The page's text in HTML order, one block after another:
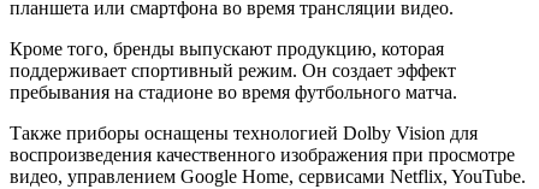
планшета или смартфона во время трансляции видео.
Кроме того, бренды выпускают продукцию, которая
поддерживает спортивный режим. Он создает эффект
пребывания на стадионе во время футбольного матча.
Также приборы оснащены технологией Dolby Vision для
воспроизведения качественного изображения при просмотре
видео, управлением Google Home, сервисами Netflix, YouTube.